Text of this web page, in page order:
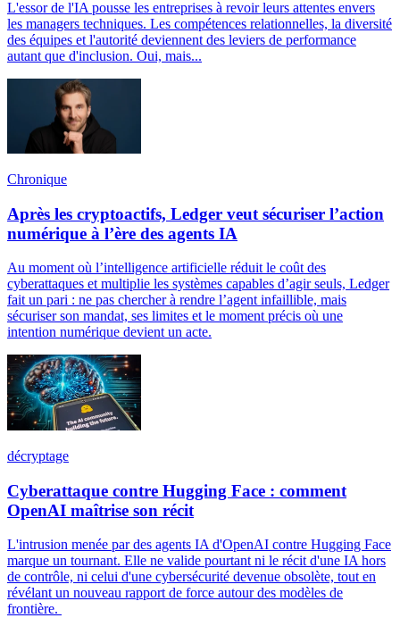
L'essor de l'IA pousse les entreprises à revoir leurs attentes envers
les managers techniques. Les compétences relationnelles, la diversité
des équipes et l'autorité deviennent des leviers de performance
autant que d'inclusion. Oui, mais...
Chronique
Après les cryptoactifs, Ledger veut sécuriser l’action
numérique à l’ère des agents IA
Au moment où l’intelligence artificielle réduit le coût des
cyberattaques et multiplie les systèmes capables d’agir seuls, Ledger
fait un pari : ne pas chercher à rendre l’agent infaillible, mais
sécuriser son mandat, ses limites et le moment précis où une
intention numérique devient un acte.
décryptage
Cyberattaque contre Hugging Face : comment
OpenAI maîtrise son récit
L'intrusion menée par des agents IA d'OpenAI contre Hugging Face
marque un tournant. Elle ne valide pourtant ni le récit d'une IA hors
de contrôle, ni celui d'une cybersécurité devenue obsolète, tout en
révélant un nouveau rapport de force autour des modèles de
frontière.